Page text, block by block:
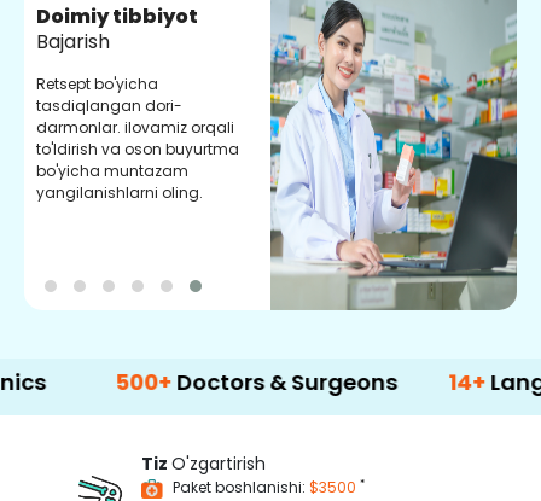
Doimiy tibbiyot
Bajarish
Retsept bo'yicha
tasdiqlangan dori-
darmonlar. ilovamiz orqali
to'ldirish va oson buyurtma
bo'yicha muntazam
yangilanishlarni oling.
500+ Doctors & Surgeons 14+ Language
Tiz O'zgartirish
Paket boshlanishi: $3500 *